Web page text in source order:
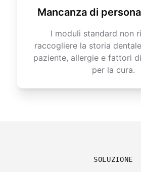
Mancanza di
I moduli standard non
raccogliere la storia
paziente, allergie e fattori
per la cura.
SOLUZIONE